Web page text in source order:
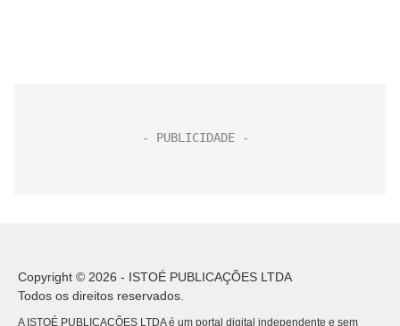
Copyright © 2026 - ISTOÉ PUBLICAÇÕES LTDA
Todos os direitos reservados.
A ISTOÉ PUBLICAÇÕES LTDA é um portal digital independente e sem